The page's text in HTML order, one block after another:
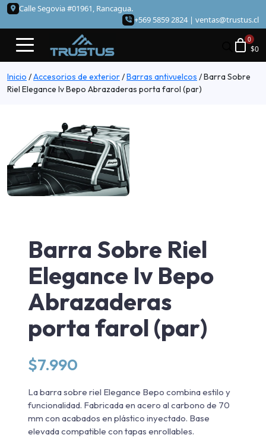
Calle Segovia #01961, Rancagua.
+569 5859 2824 | ventas@trustus.cl
$0
Inicio /Accesorios de exterior/Barras antivuelcos /Barra Sobre
Riel Elegance Iv Bepo Abrazaderas porta farol (par)
Barra Sobre Riel
Elegance Iv Bepo
Abrazaderas
porta farol (par)
$7.990
La barra sobre riel Elegance Bepo combina estilo y
funcionalidad. Fabricada en acero al carbono de 70
mm con acabados en plástico inyectado. Base
elevada compatible con tapas enrollables.